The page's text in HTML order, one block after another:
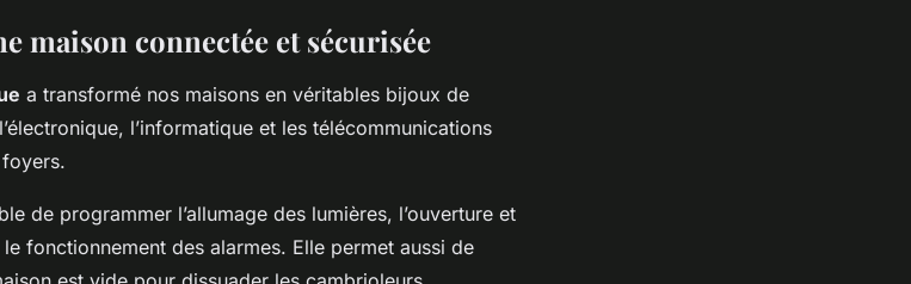
maison connectée et sécurisée
a transformé nos maisons en véritables bijoux de
l’informatique et les télécommunications
de programmer l’allumage des lumières, l’ouverture et
fonctionnement des alarmes. Elle permet aussi de